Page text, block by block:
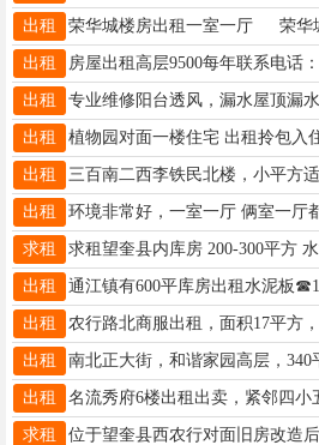
出租
出租 房屋出租高层9500每年联系电话
出租
出租
出租
出租
求租
出租 通江镇有600平库房出租水泥板
出租
出租
出租
求租